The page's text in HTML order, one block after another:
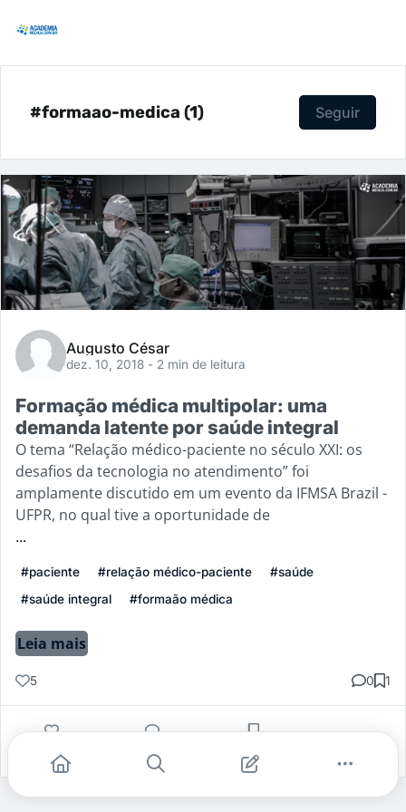
#formaao-medica (1) Seguir
Augusto César
dez. 10, 2018 - 2 min de leitura
Formação médica multipolar: uma
demanda latente por saúde integral
O tema “Relação médico-paciente no século XXI: os
desafios da tecnologia no atendimento” foi
amplamente discutido em um evento da IFMSA Brazil -
UFPR, no qual tive a oportunidade de
...
#paciente #relação médico-paciente
#saúde
#saúde integral
#formaão médica
Leia mais
5 0 1
Gostei Comentar Salvar